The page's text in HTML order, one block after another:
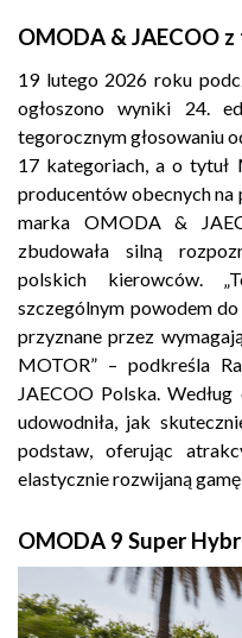
OMODA & JAECOO
19 lutego 2026 roku
ogłoszono wyniki 24.
tegorocznym głosowaniu
17 kategoriach, a o tytuł
producentów obecnych na
marka OMODA &
zbudowała silną
polskich kierowców.
szczególnym powodem do
przyznane przez
MOTOR” – podkreśla
JAECOO Polska.
udowodniła, jak
podstaw, oferując
elastycznie rozwijaną
OMODA 9 Super